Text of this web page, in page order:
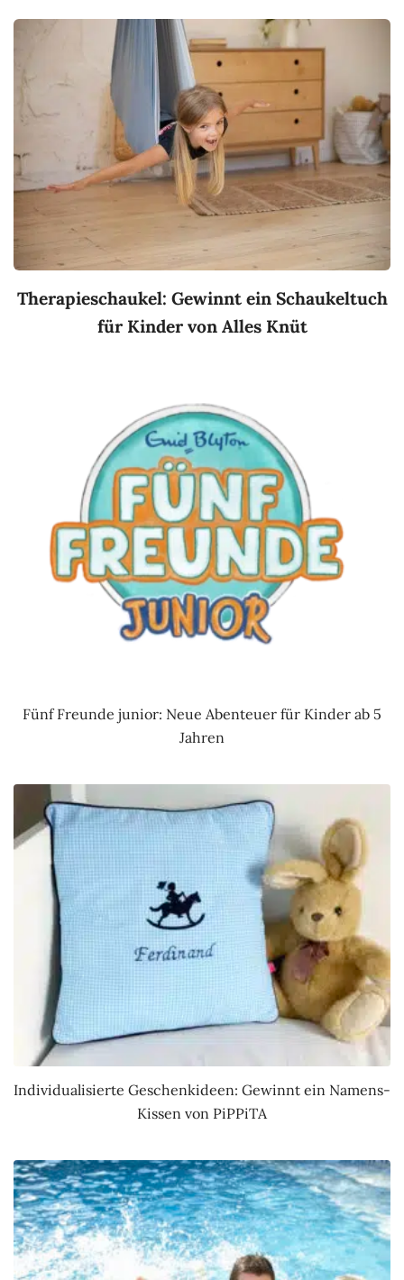
Therapieschaukel: Gewinnt ein Schaukeltuch
für Kinder von Alles Knüt
Fünf Freunde junior: Neue Abenteuer für Kinder ab 5
Jahren
Individualisierte Geschenkideen: Gewinnt ein Namens-
Kissen von PiPPiTA